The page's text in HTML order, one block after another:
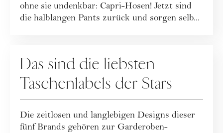
ohne sie undenkbar: Capri-Hosen! Jetzt sind
die halblangen Pants zurück und sorgen selb...
Das sind die liebsten
Taschenlabels der Stars
Die zeitlosen und langlebigen Designs dieser
fünf Brands gehören zur Garderoben-